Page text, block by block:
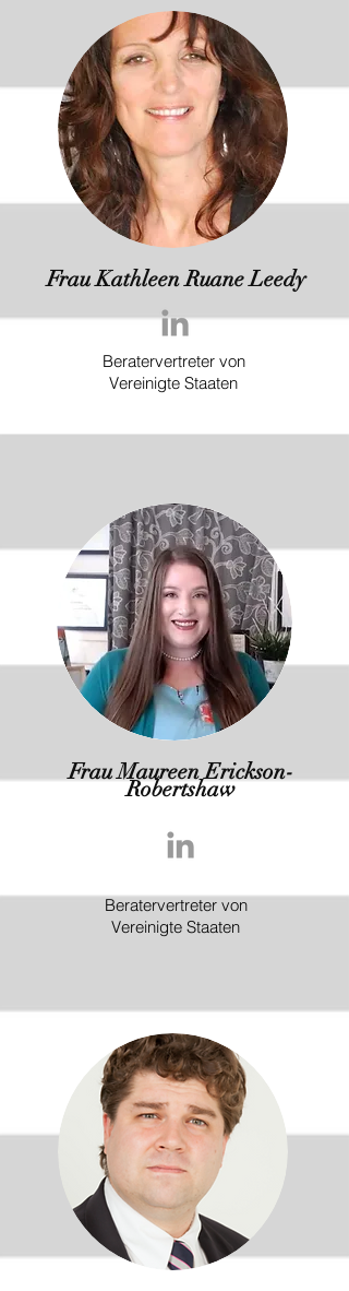
Frau Kathleen Ruane Leedy
Beratervertreter von
Vereinigte Staaten
Frau Maureen Erickson-
Robertshaw
Beratervertreter von
Vereinigte Staaten